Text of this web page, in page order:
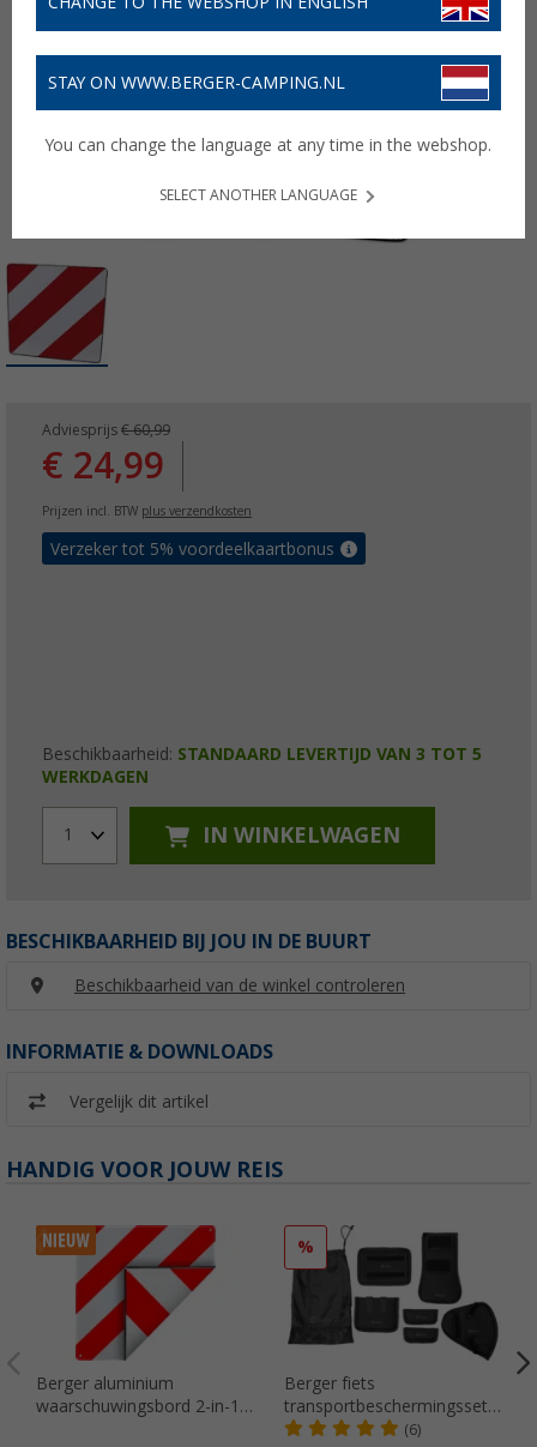
Adviesprijs € 60,99
€ 24,99
Prijzen incl. BTW plus verzendkosten
Verzeker tot 5% voordeelkaartbonus
Beschikbaarheid: STANDAARD LEVERTIJD VAN 3 TOT 5
WERKDAGEN
1 IN WINKELWAGEN
BESCHIKBAARHEID BIJ JOU IN DE BUURT
Beschikbaarheid van de winkel controleren
INFORMATIE & DOWNLOADS
Vergelijk dit artikel
HANDIG VOOR JOUW REIS
Berger aluminium
waarschuwingsbord 2-in-1
%
Berger fiets
transportbeschermingsset
voor fietsendrager 7-delig
(6)
STAY ON WWW.BERGER-CAMPING.NL
You can change the language at any time in the webshop.
SELECT ANOTHER LANGUAGE